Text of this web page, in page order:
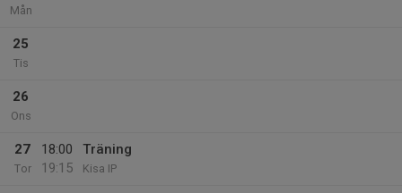
Mån
25
Tis
26
Ons
27
Tor
18:00
19:15
Träning
Kisa IP